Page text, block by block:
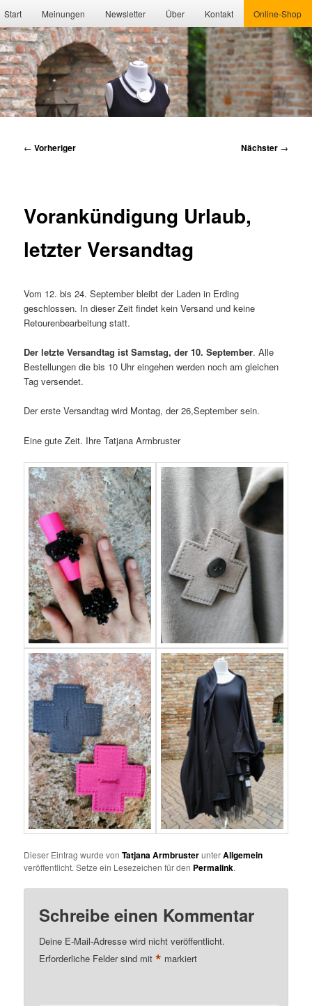
Start Meinungen Newsletter Über Kontakt Online-Shop
Beitragsnavigation
← Vorheriger Nächster →
Vorankündigung Urlaub,
letzter Versandtag
Vom 12. bis 24. September bleibt der Laden in Erding
geschlossen. In dieser Zeit findet kein Versand und keine
Retourenbearbeitung statt.
Der letzte Versandtag ist Samstag, der 10. September. Alle
Bestellungen die bis 10 Uhr eingehen werden noch am gleichen
Tag versendet.
Der erste Versandtag wird Montag, der 26,September sein.
Eine gute Zeit. Ihre Tatjana Armbruster
Dieser Eintrag wurde vonTatjana ArmbrusterunterAllgemein
veröffentlicht. Setze ein Lesezeichen für den Permalink.
Schreibe einen Kommentar
Deine E-Mail-Adresse wird nicht veröffentlicht.
Erforderliche Felder sind mit* markiert